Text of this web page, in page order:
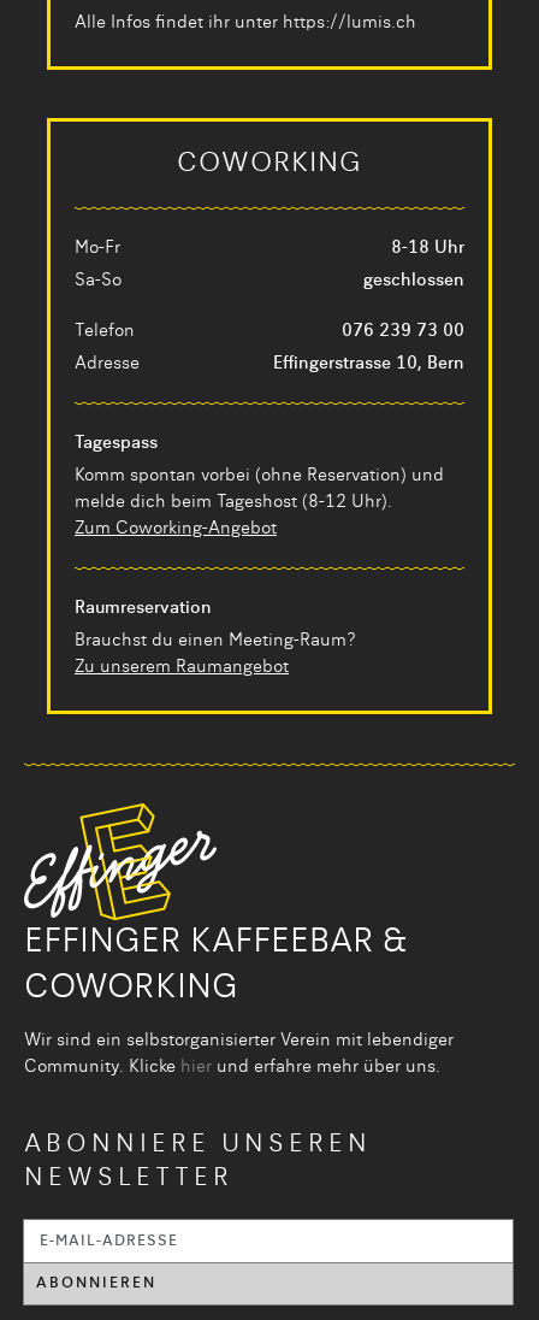
EFFINGER KAFFEEBAR &
COWORKING
Wir sind ein selbstorganisier­ter Verein mit lebendiger
Community. Klicke hier und erfahre mehr über uns.
ABONNIERE UNSEREN
NEWSLETTER
COWORKING
Mo-Fr
8-18 Uhr
Sa-So
geschlossen
Telefon
076 239 73 00
Adresse
Effingerstrasse 10, Bern
Tagespass
Komm spontan vorbei (ohne Reservation) und
melde dich beim Tageshost (8-12 Uhr).
Zum Coworking-Angebot
Raumreservation
Brauchst du einen Meeting-Raum?
Zu unserem Raumangebot
Alle Infos findet ihr unter https://lumis.ch